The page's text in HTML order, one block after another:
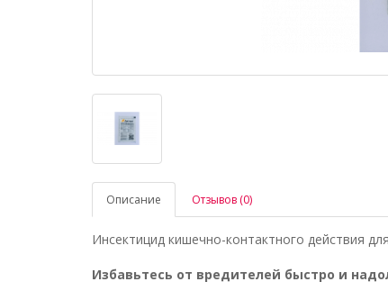
Описание Отзывов (0)
Инсектицид кишечно-контактного действия
Избавьтесь от вредителей быстро и